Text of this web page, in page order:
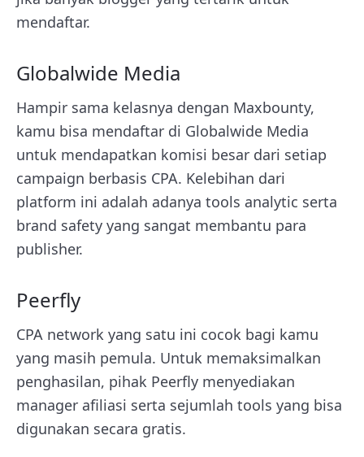
mendaftar.
Globalwide Media
Hampir sama kelasnya dengan Maxbounty,
kamu bisa mendaftar di Globalwide Media
untuk mendapatkan komisi besar dari setiap
campaign berbasis CPA. Kelebihan dari
platform ini adalah adanya tools analytic serta
brand safety yang sangat membantu para
publisher.
Peerfly
CPA network yang satu ini cocok bagi kamu
yang masih pemula. Untuk memaksimalkan
penghasilan, pihak Peerfly menyediakan
manager afiliasi serta sejumlah tools yang bisa
digunakan secara gratis.